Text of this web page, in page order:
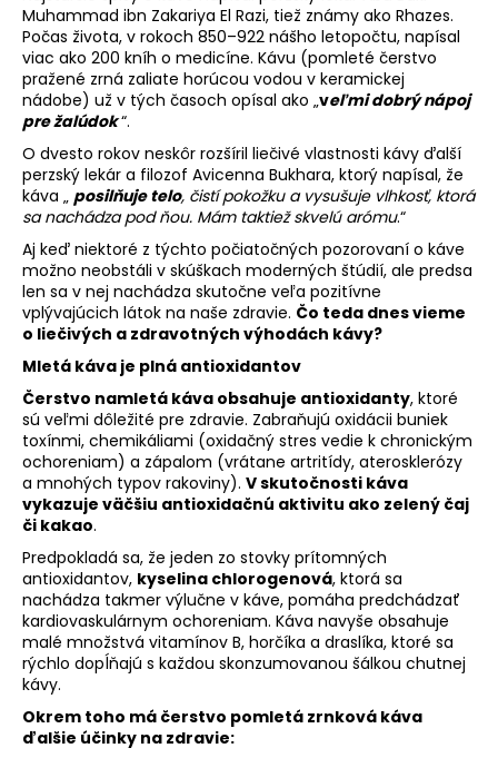
Muhammad ibn Zakariya El Razi, tiež známy ako Rhazes.
Počas života, v rokoch 850–922 nášho letopočtu, napísal
viac ako 200 kníh o medicíne. Kávu (pomleté čerstvo
pražené zrná zaliate horúcou vodou v keramickej
nádobe) už v tých časoch opísal ako „veľmi dobrý nápoj
pre žalúdok“.
O dvesto rokov neskôr rozšíril liečivé vlastnosti kávy ďalší
perzský lekár a filozof Avicenna Bukhara, ktorý napísal, že
káva „ posilňuje telo, čistí pokožku a vysušuje vlhkosť, ktorá
sa nachádza pod ňou. Mám taktiež skvelú arómu.“
Aj keď niektoré z týchto počiatočných pozorovaní o káve
možno neobstáli v skúškach moderných štúdií, ale predsa
len sa v nej nachádza skutočne veľa pozitívne
vplývajúcich látok na naše zdravie. Čo teda dnes vieme
o liečivých a zdravotných výhodách kávy?
Mletá káva je plná antioxidantov
Čerstvo namletá káva obsahuje antioxidanty, ktoré
sú veľmi dôležité pre zdravie. Zabraňujú oxidácii buniek
toxínmi, chemikáliami (oxidačný stres vedie k chronickým
ochoreniam) a zápalom (vrátane artritídy, aterosklerózy
a mnohých typov rakoviny). V skutočnosti káva
vykazuje väčšiu antioxidačnú aktivitu ako zelený čaj
či kakao.
Predpokladá sa, že jeden zo stovky prítomných
antioxidantov, kyselina chlorogenová, ktorá sa
nachádza takmer výlučne v káve, pomáha predchádzať
kardiovaskulárnym ochoreniam. Káva navyše obsahuje
malé množstvá vitamínov B, horčíka a draslíka, ktoré sa
rýchlo dopĺňajú s každou skonzumovanou šálkou chutnej
kávy.
Okrem toho má čerstvo pomletá zrnková káva
ďalšie účinky na zdravie:
p
o
r
ú
č
a
m
e
LAVAZZA
CREMA
&
GUSTO
DÓZA
MLETÁ
KÁVA
250
G
€5,50
Pôvodne:
€6